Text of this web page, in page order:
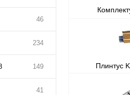
46
234
149
41
Плинтус